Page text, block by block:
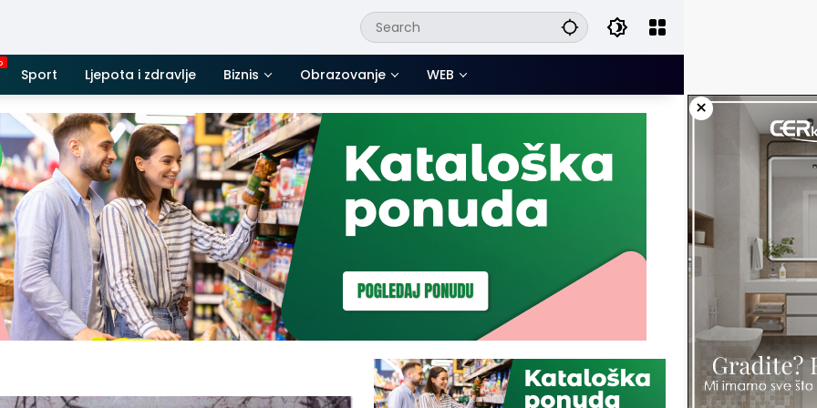
Sport Ljepota i zdravlje Biznis Obrazovanje WEB
×